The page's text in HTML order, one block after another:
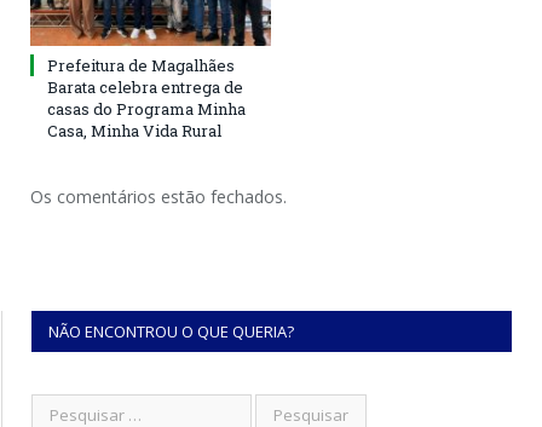
Prefeitura de Magalhães
Barata celebra entrega de
casas do Programa Minha
Casa, Minha Vida Rural
Os comentários estão fechados.
NÃO ENCONTROU O QUE QUERIA?